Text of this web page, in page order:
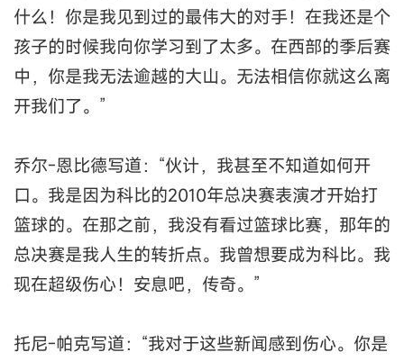
什么！你是我见到过的最伟大的对手！在我还是个
孩子的时候我向你学习到了太多。在西部的季后赛
中，你是我无法逾越的大山。无法相信你就这么离
开我们了。”
乔尔-恩比德写道：“伙计，我甚至不知道如何开
口。我是因为科比的2010年总决赛表演才开始打
篮球的。在那之前，我没有看过篮球比赛，那年的
总决赛是我人生的转折点。我曾想要成为科比。我
现在超级伤心！安息吧，传奇。”
托尼-帕克写道：“我对于这些新闻感到伤心。你是